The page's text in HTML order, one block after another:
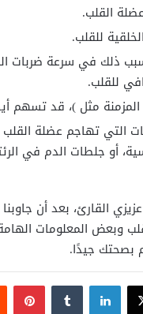
القلب.
للقلب.
ذلك في سرعة ضربات
للقلب.
المزمنة مثل )، قد تسهم
التي تهاجم عضلة القلب
أو جلطات الدم في
القارئ، بعد أن
وبعض المعلومات
بصحتك جيدًا.
X لينكدإن